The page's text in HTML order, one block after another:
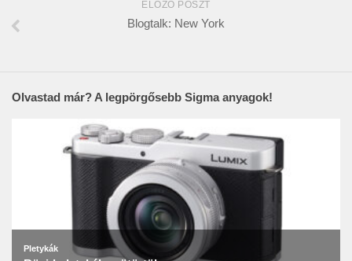
ELŐZŐ POSZT
Blogtalk: New York
Olvastad már? A legpörgősebb Sigma anyagok!